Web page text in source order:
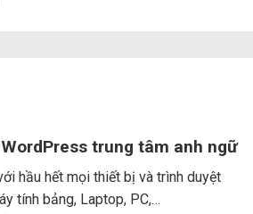
trung tâm anh ngữ
hầu hết mọi thiết bị và trình duyệt
tính bảng, Laptop, PC,…